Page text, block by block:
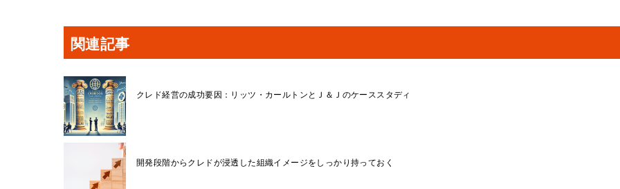
関連記事
クレド経営の成功要因：リッツ・カールトンとＪ＆Ｊのケーススタディ
開発段階からクレドが浸透した組織イメージをしっかり持っておく